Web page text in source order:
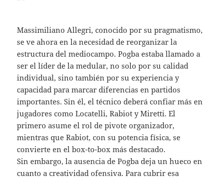
Massimiliano Allegri, conocido por su pragmatismo,
se ve ahora en la necesidad de reorganizar la
estructura del mediocampo. Pogba estaba llamado a
ser el líder de la medular, no solo por su calidad
individual, sino también por su experiencia y
capacidad para marcar diferencias en partidos
importantes. Sin él, el técnico deberá confiar más en
jugadores como Locatelli, Rabiot y Miretti. El
primero asume el rol de pivote organizador,
mientras que Rabiot, con su potencia física, se
convierte en el box-to-box más destacado.
Sin embargo, la ausencia de Pogba deja un hueco en
cuanto a creatividad ofensiva. Para cubrir esa